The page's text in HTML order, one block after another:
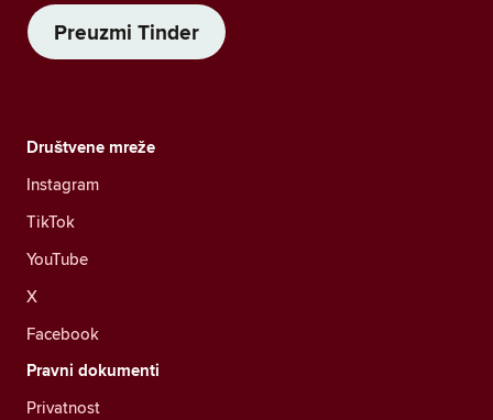
Preuzmi Tinder
Društvene mreže
Instagram
TikTok
YouTube
X
Facebook
Pravni dokumenti
Privatnost